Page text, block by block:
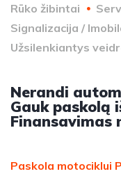
Rūko žibintai
Signalizacija /
Užsilenkiantys
Nerandi
Gauk paskolą
Finansavimas
Paskola motociklui